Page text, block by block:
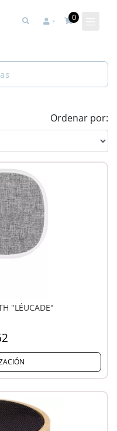
0
Ordenar por:
"LÉUCADE"